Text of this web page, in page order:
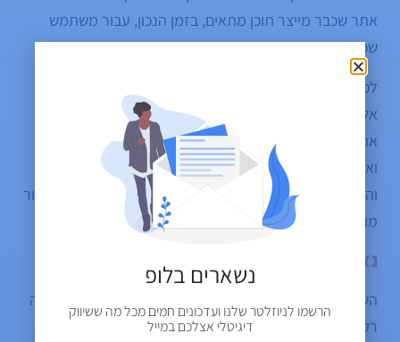
אתר שכבר מייצר תוכן מתאים, בזמן הנכון, עבור משתמש
שכבר הביע בו אמון.
לכן, ההמלצה המעשית היא לא להסתכל על הכפתור כעוד
אלמנט UX קטן, אלא כחלק מאסטרטגיית נאמנות ותפוצה.
אתרי תוכן צריכים לשלב בין שלושה דברים: פרסום מהיר
ואיכותי של תוכן עדכני, חיזוק המותג כמקור אמין בתחומו,
והמרת קוראים נאמנים למשתמשים שסימנו את האתר כמקור
מועדף בגוגל.
נאמנות משתמשים הופכת לנכס SEO
השורה התחתונה היא שהחיפוש משתנה. גוגל כבר לא מציגה
רק רשימה של קישורים, אלא בונה שכבות של תשובה, סיכום,
נשארים בלופ
הרשמו לניוזלטר שלנו ועדכונים חמים מכל מה ששיווק
דיגיטלי אצלכם במייל